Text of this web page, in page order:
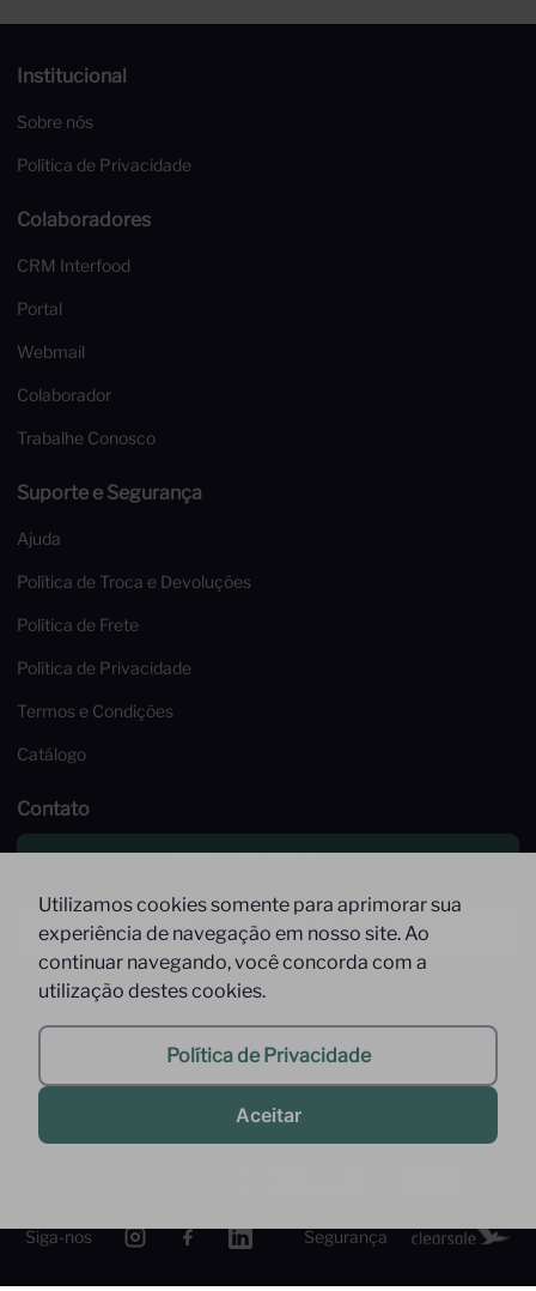
Utilizamos cookies somente para aprimorar sua
experiência de navegação em nosso site. Ao
continuar navegando, você concorda com a
utilização destes cookies.
Política de Privacidade
Aceitar
Institucional
Sobre nós
Política de Privacidade
Colaboradores
CRM Interfood
Portal
Webmail
Colaborador
Trabalhe Conosco
Suporte e Segurança
Ajuda
Política de Troca e Devoluções
Política de Frete
Política de Privacidade
Termos e Condições
Catálogo
Contato
Enviar um email
Atendimento de Segunda à Sexta,
das 09 às 17h
Whatsapp: (11) 9 9278-9369
(somente mensagens)
Siga-nos Segurança